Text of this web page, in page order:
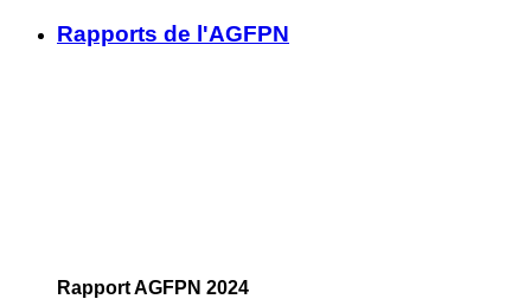
Rapports de l'AGFPN
Rapport AGFPN 2024